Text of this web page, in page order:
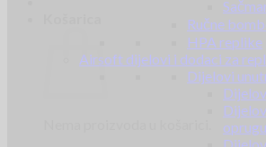
Ručne
HPA replike
Airsoft dijelovi i dodaci za
Dijelovi
oprugu